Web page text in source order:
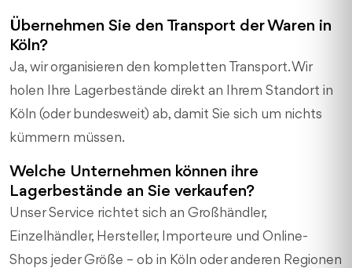
Übernehmen Sie den Transport der Waren in
Köln?
Ja, wir organisieren den kompletten Transport. Wir
holen Ihre Lagerbestände direkt an Ihrem Standort in
Köln (oder bundesweit) ab, damit Sie sich um nichts
kümmern müssen.
Welche Unternehmen können ihre
Lagerbestände an Sie verkaufen?
Unser Service richtet sich an Großhändler,
Einzelhändler, Hersteller, Importeure und Online-
Shops jeder Größe – ob in Köln oder anderen Regionen